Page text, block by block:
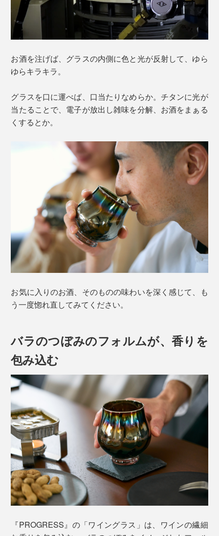
お酒を注げば、グラスの内側に色と光が反射して、ゆら
ゆらキラキラ。
グラスを口に運べば、口当たりなめらか。チタンに光が
当たることで、電子が放出し雑味を分解、お酒をまぁる
くするとか。
お気に入りのお酒、そのものの味わいを深く感じて、も
う一度惚れ直してみてください。
バラのつぼみのフォルムが、香りを
包み込む
『PROGRESS』の「ワイングラス」は、ワインの繊細